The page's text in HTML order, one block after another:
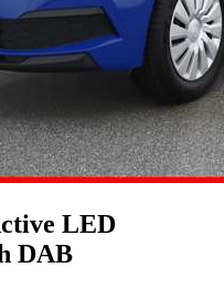
LED
DAB